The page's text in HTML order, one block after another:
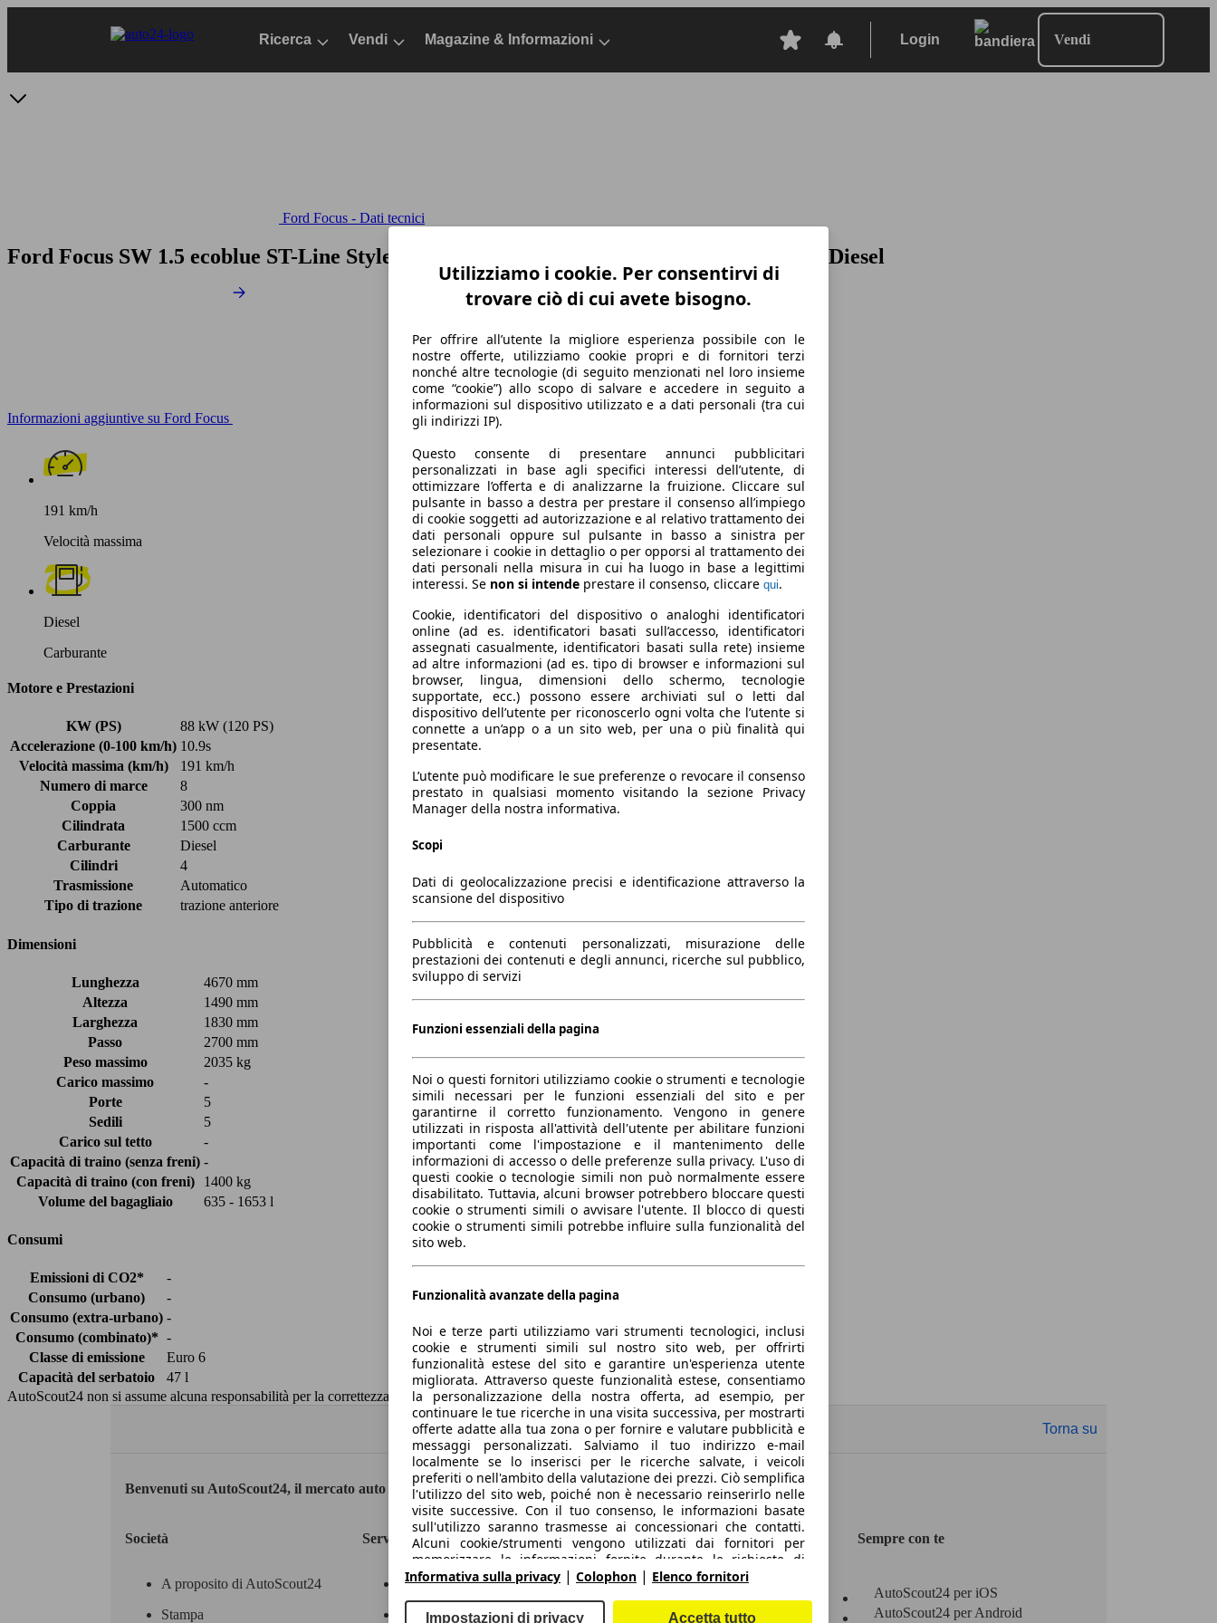
Ricerca Vendi Magazine & Informazioni Login Vendi
Ford Focus - Dati tecnici
Ford Focus SW 1.5 ecoblue ST-Line Style 120cv auto 2022 SW, Dal 2021, Station wagon, Diesel
Informazioni aggiuntive su Ford Focus
191 km/h
Velocità massima
Diesel
Carburante
Motore e Prestazioni
KW (PS)
88 kW (120 PS)
Accelerazione (0-100 km/h) 10.9s
Velocità massima (km/h)
191 km/h
Numero di marce
8
Coppia
300 nm
Cilindrata
1500 ccm
Carburante
Diesel
Cilindri
4
Trasmissione
Automatico
Tipo di trazione
trazione anteriore
Dimensioni
Lunghezza
4670 mm
Altezza
1490 mm
Larghezza
1830 mm
Passo
2700 mm
Peso massimo
2035 kg
Carico massimo
-
Porte
5
Sedili
5
Carico sul tetto
-
Capacità di traino (senza freni) -
Capacità di traino (con freni)
1400 kg
Volume del bagagliaio
635 - 1653 l
Consumi
Emissioni di CO2*
-
Consumo (urbano)
-
Consumo (extra-urbano) -
Consumo (combinato)* -
Classe di emissione
Euro 6
Capacità del serbatoio
47 l
AutoScout24 non si assume alcuna responsabilità per la correttezza dei dati.
Torna su
Benvenuti su AutoScout24, il mercato auto europeo.
Società
A proposito di AutoScout24
Stampa
Servizi
Contatti
Marche e modelli
Area rivenditori
Servizi per i dealer
Sempre con te
AutoScout24 per iOS
AutoScout24 per Android
Utilizziamo i cookie. Per consentirvi di
trovare ciò di cui avete bisogno.
Per offrire all’utente la migliore esperienza possibile con le
nostre offerte, utilizziamo cookie propri e di fornitori terzi
nonché altre tecnologie (di seguito menzionati nel loro insieme
come “cookie”) allo scopo di salvare e accedere in seguito a
informazioni sul dispositivo utilizzato e a dati personali (tra cui
gli indirizzi IP).
Questo consente di presentare annunci pubblicitari
personalizzati in base agli specifici interessi dell’utente, di
ottimizzare l’offerta e di analizzarne la fruizione. Cliccare sul
pulsante in basso a destra per prestare il consenso all’impiego
di cookie soggetti ad autorizzazione e al relativo trattamento dei
dati personali oppure sul pulsante in basso a sinistra per
selezionare i cookie in dettaglio o per opporsi al trattamento dei
dati personali nella misura in cui ha luogo in base a legittimi
interessi. Se non si intende prestare il consenso, cliccare qui.
Cookie, identificatori del dispositivo o analoghi identificatori
online (ad es. identificatori basati sull’accesso, identificatori
assegnati casualmente, identificatori basati sulla rete) insieme
ad altre informazioni (ad es. tipo di browser e informazioni sul
browser, lingua, dimensioni dello schermo, tecnologie
supportate, ecc.) possono essere archiviati sul o letti dal
dispositivo dell’utente per riconoscerlo ogni volta che l’utente si
connette a un’app o a un sito web, per una o più finalità qui
presentate.
L’utente può modificare le sue preferenze o revocare il consenso
prestato in qualsiasi momento visitando la sezione Privacy
Manager della nostra informativa.
Scopi
Dati di geolocalizzazione precisi e identificazione attraverso la
scansione del dispositivo
Pubblicità e contenuti personalizzati, misurazione delle
prestazioni dei contenuti e degli annunci, ricerche sul pubblico,
sviluppo di servizi
Funzioni essenziali della pagina
Noi o questi fornitori utilizziamo cookie o strumenti e tecnologie
simili necessari per le funzioni essenziali del sito e per
garantirne il corretto funzionamento. Vengono in genere
utilizzati in risposta all'attività dell'utente per abilitare funzioni
importanti come l'impostazione e il mantenimento delle
informazioni di accesso o delle preferenze sulla privacy. L'uso di
questi cookie o tecnologie simili non può normalmente essere
disabilitato. Tuttavia, alcuni browser potrebbero bloccare questi
cookie o strumenti simili o avvisare l'utente. Il blocco di questi
cookie o strumenti simili potrebbe influire sulla funzionalità del
sito web.
Funzionalità avanzate della pagina
Noi e terze parti utilizziamo vari strumenti tecnologici, inclusi
cookie e strumenti simili sul nostro sito web, per offrirti
funzionalità estese del sito e garantire un'esperienza utente
migliorata. Attraverso queste funzionalità estese, consentiamo
la personalizzazione della nostra offerta, ad esempio, per
continuare le tue ricerche in una visita successiva, per mostrarti
offerte adatte alla tua zona o per fornire e valutare pubblicità e
messaggi personalizzati. Salviamo il tuo indirizzo e-mail
localmente se lo inserisci per le ricerche salvate, i veicoli
preferiti o nell'ambito della valutazione dei prezzi. Ciò semplifica
l'utilizzo del sito web, poiché non è necessario reinserirlo nelle
visite successive. Con il tuo consenso, le informazioni basate
sull'utilizzo saranno trasmesse ai concessionari che contatti.
Alcuni cookie/strumenti vengono utilizzati dai fornitori per
memorizzare le informazioni fornite durante le richieste di
finanziamento per 30 giorni e per riutilizzarle automaticamente
finanziamento. Senza l'utilizzo di tali cookie/strumenti, tali
Informativa sulla privacy | Colophon | Elenco fornitori
Impostazioni di privacy Accetta tutto